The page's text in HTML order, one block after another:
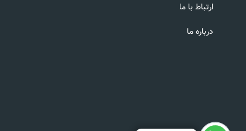
ارتباط با ما
درباره ما